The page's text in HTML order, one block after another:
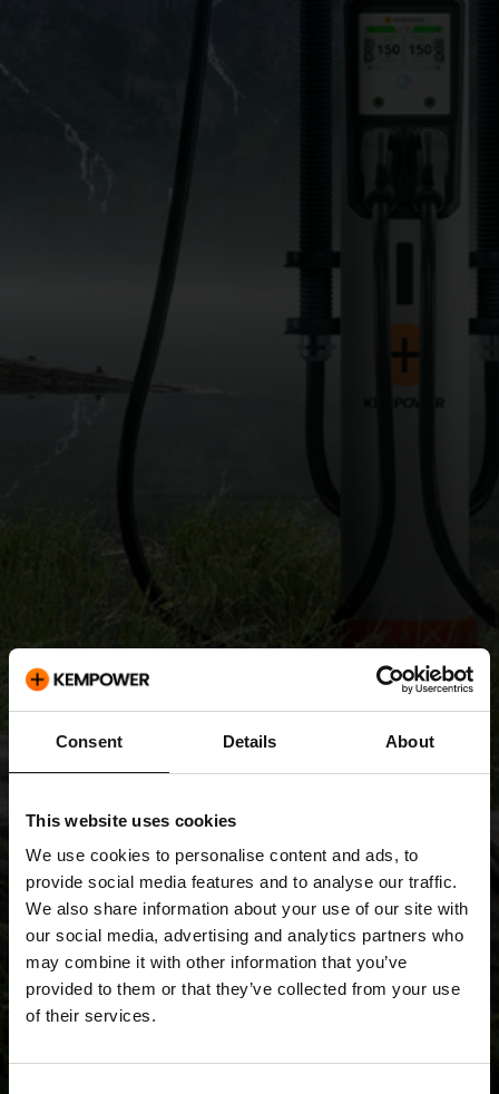
Consent Details About
This website uses cookies
We use cookies to personalise content and ads, to
provide social media features and to analyse our traffic.
We also share information about your use of our site with
our social media, advertising and analytics partners who
may combine it with other information that you’ve
provided to them or that they’ve collected from your use
of their services.Tiedotteet